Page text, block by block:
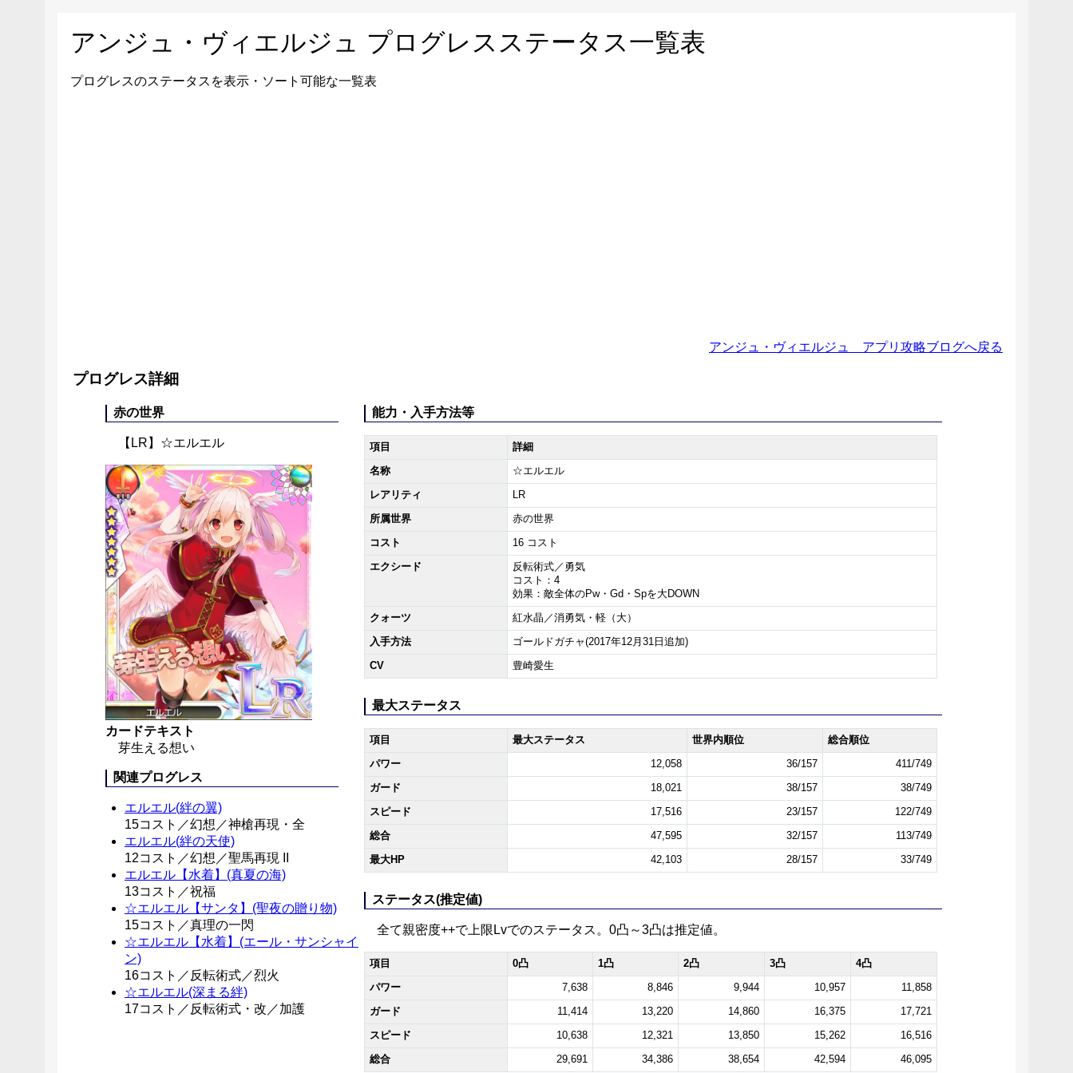
アンジュ・ヴィエルジュ プログレスステータス一覧表
プログレスのステータスを表示・ソート可能な一覧表
アンジュ・ヴィエルジュ アプリ攻略ブログへ戻る
プログレス詳細
赤の世界
【LR】☆エルエル
カードテキスト
芽生える想い
関連プログレス
エルエル(絆の翼)
15コスト／幻想／神槍再現・全
エルエル(絆の天使)
12コスト／幻想／聖馬再現 II
エルエル【水着】(真夏の海)
13コスト／祝福
☆エルエル【サンタ】(聖夜の贈り物)
15コスト／真理の一閃
☆エルエル【水着】(エール・サンシャイ
ン)
16コスト／反転術式／烈火
☆エルエル(深まる絆)
17コスト／反転術式・改／加護
能力・入手方法等
項目
詳細
名称
☆エルエル
レアリティ
LR
所属世界
赤の世界
コスト
16 コスト
エクシード
反転術式／勇気
コスト：4
効果：敵全体のPw・Gd・Spを大DOWN
クォーツ
紅水晶／消勇気・軽（大）
入手方法
ゴールドガチャ(2017年12月31日追加)
CV
豊崎愛生
最大ステータス
項目 最大ステータス 世界内順位
総合順位
パワー
12,058 36/157
411/749
ガード
18,021 38/157
38/749
スピード
17,516 23/157
122/749
総合
47,595 32/157
113/749
最大HP
42,103 28/157 33/749
ステータス(推定値)
全て親密度++で上限Lvでのステータス。0凸～3凸は推定値。
項目 0凸 1凸 2凸 3凸
4凸
パワー
7,638 8,846 9,944 10,957
11,858
ガード
11,414 13,220 14,860 16,375
17,721
スピード
10,638 12,321 13,850 15,262
16,516
総合
29,691 34,386 38,654 42,594 46,095